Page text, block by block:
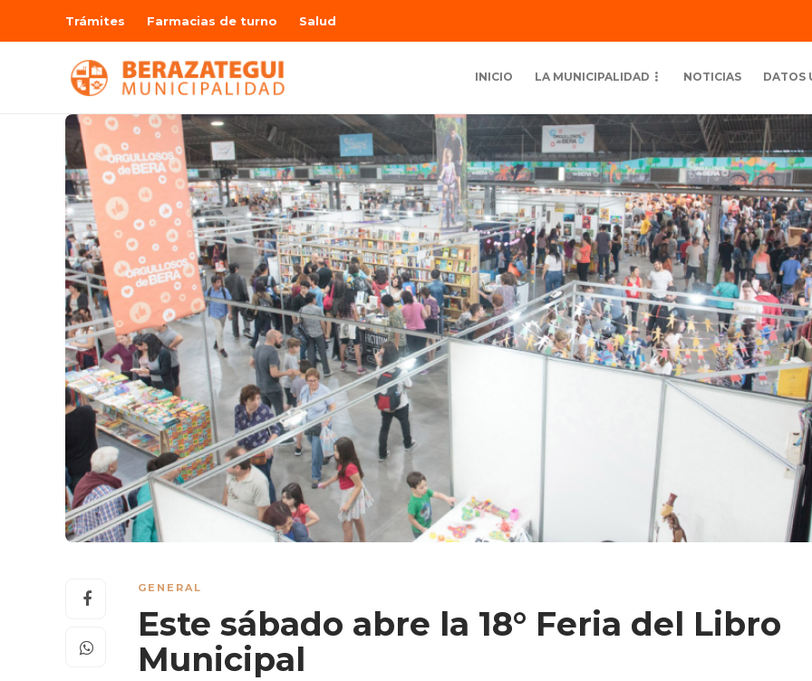
Trámites Farmacias de turno Salud
INICIO LA MUNICIPALIDAD NOTICIAS DATOS
GENERAL
Este sábado abre la 18° Feria del Libro
Municipal